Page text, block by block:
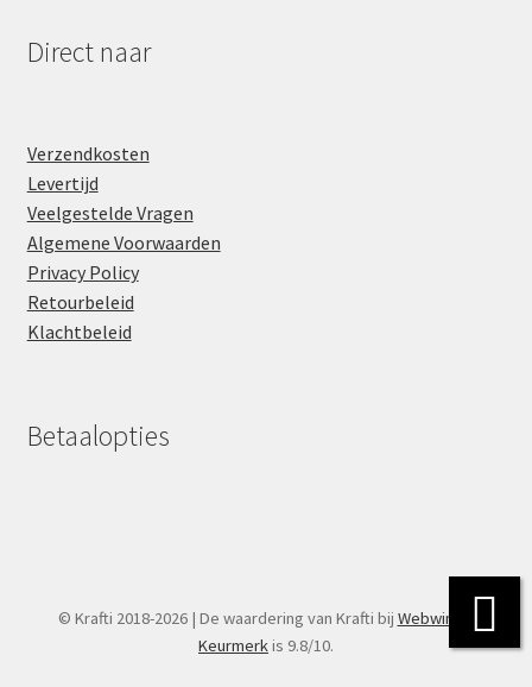
Direct naar
Verzendkosten
Levertijd
Veelgestelde Vragen
Algemene Voorwaarden
Privacy Policy
Retourbeleid
Klachtbeleid
Betaalopties
© Krafti 2018-2026 | De waardering van Krafti bij Webwinkel
Keurmerkis 9.8/10.